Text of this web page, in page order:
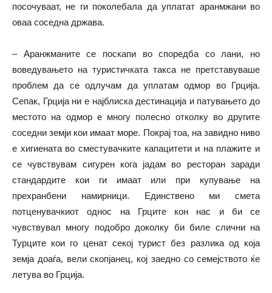
посочуваат, не ги поколебала да уплатат аранмжани во
оваа соседна држава.
– Аранжманите се поскапи во споредба со лани, но
воведувањето на туристичката такса не претставуваше
проблем да се одлучам да уплатам одмор во Грција.
Сепак, Грција ни е најблиска дестинација и патувањето до
местото на одмор е многу полесно отколку во другите
соседни земји кои имаат море. Покрај тоа, на завидно ниво
е хигиената во сместувачките капацитети и на плажите и
се чувствувам сигурен кога јадам во ресторан заради
стандардите кои ги имаат или при купување на
прехранбени намирници. Единствено ми смета
потценувачкиот однос на Грците кон нас и би се
чувствувал многу подобро доколку би биле слични на
Турците кои го ценат секој турист без разлика од која
земја доаѓа, вели скопјанец, кој заедно со семејството ќе
летува во Грција.